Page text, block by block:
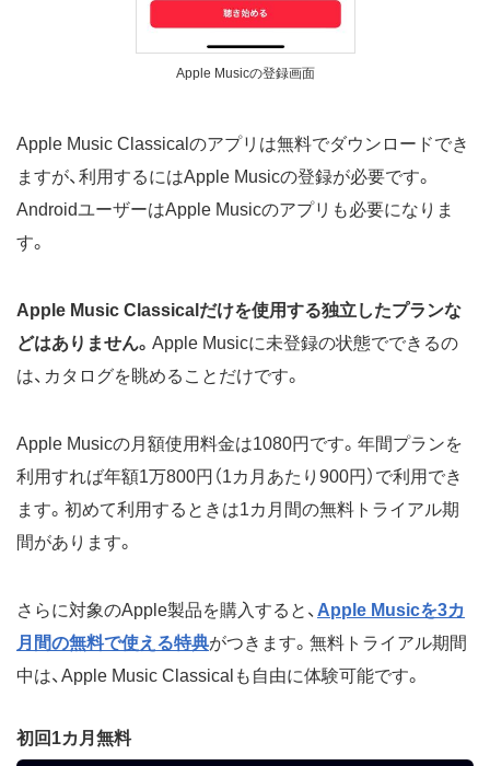
Apple Musicの登録画面
Apple Music Classicalのアプリは無料でダウンロードでき
ますが、利用するにはApple Musicの登録が必要です。
AndroidユーザーはApple Musicのアプリも必要になりま
す。
Apple Music Classicalだけを使用する独立したプランな
どはありません。 Apple Musicに未登録の状態でできるの
は、カタログを眺めることだけです。
Apple Musicの月額使用料金は1080円です。年間プランを
利用すれば年額1万800円（1カ月あたり900円）で利用でき
ます。初めて利用するときは1カ月間の無料トライアル期
間があります。
さらに対象のApple製品を購入すると、 Apple Musicを3カ
月間の無料で使える特典がつきます。無料トライアル期間
中は、Apple Music Classicalも自由に体験可能です。
初回1カ月無料